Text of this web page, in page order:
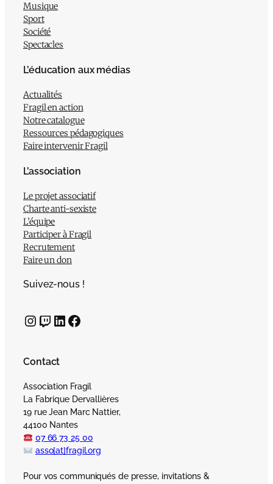
Musique
Sport
Société
Spectacles
L’éducation aux médias
Actualités
Fragil en action
Notre catalogue
Ressources pédagogiques
Faire intervenir Fragil
L’association
Le projet associatif
Charte anti-sexiste
L’équipe
Participer à Fragil
Recrutement
Faire un don
Suivez-nous !
InstagramTwitch LinkedIn Facebook
Contact
Association Fragil
La Fabrique Dervallières
19 rue Jean Marc Nattier,
44100 Nantes
07 66 73 25 00
asso[at]fragil.org
Pour vos communiqués de presse, invitations &